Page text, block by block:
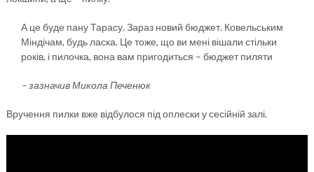
А це буде пану Тарасу. Зараз новий бюджет. Ковельським
Міндічам, будь ласка. Це тоже, що ви мені вішали стільки
років, і пилочка, вона вам пригодиться – бюджет пиляти
– зазначив Микола Печенюк
Вручення пилки вже відбулося під оплески у сесійній залі.